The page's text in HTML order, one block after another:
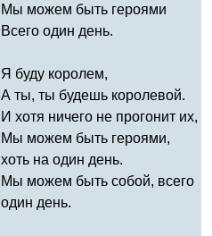
Мы можем быть героями
Всего один день.
Я буду королем,
А ты, ты будешь королевой.
И хотя ничего не прогонит их,
Мы можем быть героями,
хоть на один день.
Мы можем быть собой, всего
один день.